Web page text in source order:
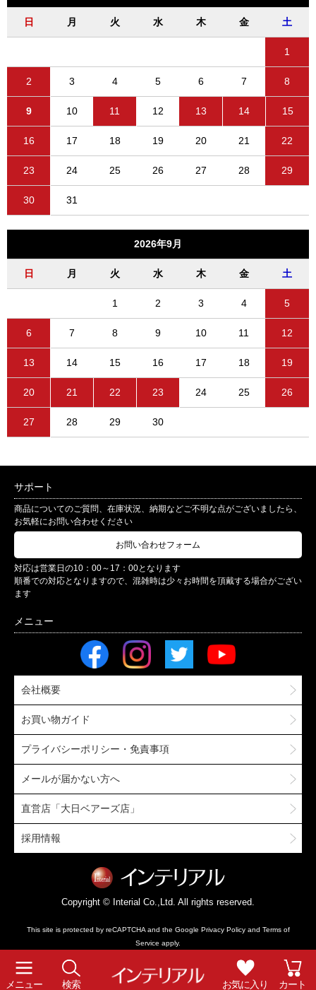
メニュー 検索 お気に入り カート
日 月 火 水 木 金 土
1
2 3 4 5 6 7 8
9 10 11 12 13 14 15
16 17 18 19 20 21 22
23 24 25 26 27 28 29
30 31
2026年9月
日 月 火 水 木 金 土
1 2 3 4 5
6 7 8 9 10 11 12
13 14 15 16 17 18 19
20 21 22 23 24 25 26
27 28 29 30
サポート
商品についてのご質問、在庫状況、納期などご不明な点がございましたら、
お気軽にお問い合わせください
お問い合わせフォーム
対応は営業日の10：00～17：00となります
順番での対応となりますので、混雑時は少々お時間を頂戴する場合がござい
ます
会社概要
お買い物ガイド
プライバシーポリシー・免責事項
メールが届かない方へ
直営店「大日ベアーズ店」
採用情報
Copyright © Interial Co.,Ltd. All rights reserved.
This site is protected by reCAPTCHA and the Google Privacy Policyand Terms of
Service apply.